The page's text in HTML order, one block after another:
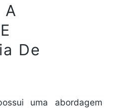
A
De
uma abordagem